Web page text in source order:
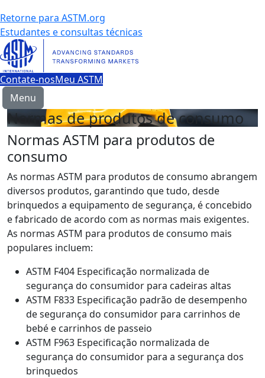
Retorne para ASTM.org
Estudantes e consultas técnicas
Contate-nosMeu ASTM
Menu
Normas de produtos de consumo
Normas ASTM para produtos de
consumo
As normas ASTM para produtos de consumo abrangem
diversos produtos, garantindo que tudo, desde
brinquedos a equipamento de segurança, é concebido
e fabricado de acordo com as normas mais exigentes.
As normas ASTM para produtos de consumo mais
populares incluem:
ASTM F404 Especificação normalizada de
segurança do consumidor para cadeiras altas
ASTM F833 Especificação padrão de desempenho
de segurança do consumidor para carrinhos de
bebé e carrinhos de passeio
ASTM F963 Especificação normalizada de
segurança do consumidor para a segurança dos
brinquedos